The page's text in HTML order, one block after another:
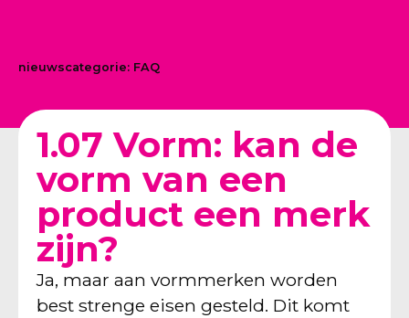
nieuwscategorie: FAQ
1.07 Vorm: kan de
vorm van een
product een merk
zijn?
Ja, maar aan vormmerken worden
best strenge eisen gesteld. Dit komt